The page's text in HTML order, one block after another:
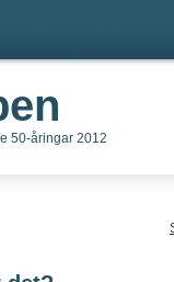
50-åringar 2012